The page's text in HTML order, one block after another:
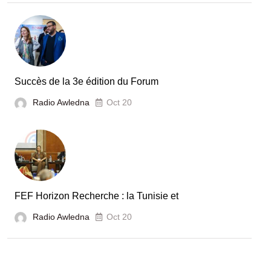
Tunisie
Succès de la 3e édition du Forum
Radio Awledna Oct 20
FEF Horizon Recherche : la Tunisie et
Radio Awledna Oct 20